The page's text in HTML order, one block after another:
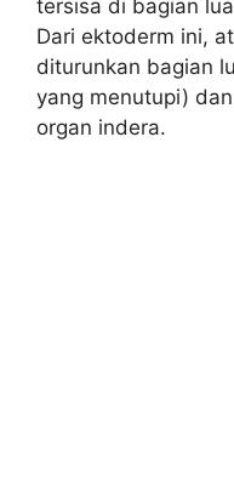
tersisa di bagian
Dari ektoderm ini,
diturunkan bagian
yang menutupi)
organ indera.